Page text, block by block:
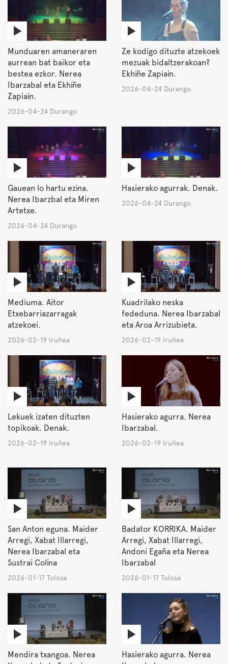
Munduaren amaneraren
aurrean bat baikor eta
bestea ezkor. Nerea
Ibarzabal eta Ekhiñe
Zapiain.
2026-04-24 Durango
Ze kodigo dituzte atzekoek
mezuak bidaltzerakoan?
Ekhiñe Zapiain.
2026-04-24 Durango
Gauean lo hartu ezina.
Nerea Ibarzbal eta Miren
Artetxe.
2026-04-24 Durango
Hasierako agurrak. Denak.
2026-04-24 Durango
Mediuma. Aitor
Etxebarriazarragak
atzekoei.
2026-02-19 Iruñea
Kuadrilako neska
fededuna. Nerea Ibarzabal
eta Aroa Arrizubieta.
2026-02-19 Iruñea
Lekuek izaten dituzten
topikoak. Denak.
2026-02-19 Iruñea
Hasierako agurra. Nerea
Ibarzabal.
2026-02-19 Iruñea
San Anton eguna. Maider
Arregi, Xabat Illarregi,
Nerea Ibarzabal eta
Sustrai Colina
2026-01-17 Tolosa
Badator KORRIKA. Maider
Arregi, Xabat Illarregi,
Andoni Egaña eta Nerea
Ibarzabal
2026-01-17 Tolosa
Mendira txangoa. Nerea
Hasierako agurra. Nerea